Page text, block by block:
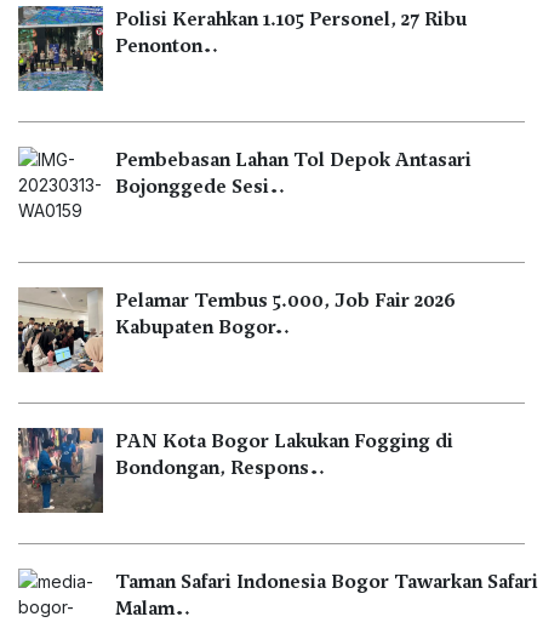
Polisi Kerahkan 1.105 Personel, 27 Ribu
Penonton…
Pembebasan Lahan Tol Depok Antasari
Bojonggede Sesi…
Pelamar Tembus 5.000, Job Fair 2026
Kabupaten Bogor…
PAN Kota Bogor Lakukan Fogging di
Bondongan, Respons…
Taman Safari Indonesia Bogor Tawarkan Safari
Malam…